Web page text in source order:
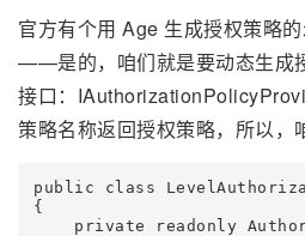
官方有个用 Age 生成授权策略
——是的，咱们就是要动态生成
接口：
策略名称返回授权策略，所以，
public class
{
private readonly